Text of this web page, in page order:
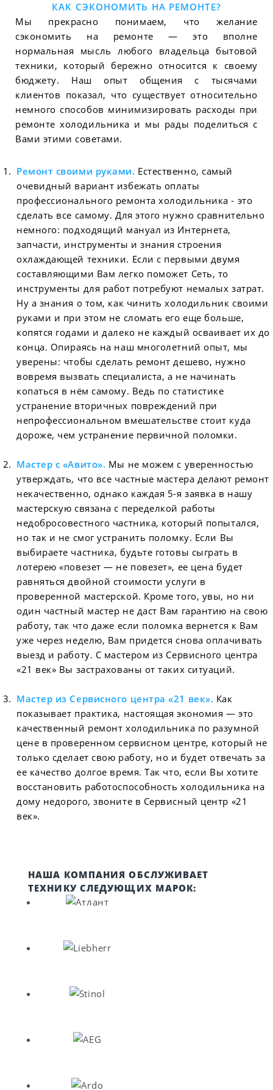
КАК СЭКОНОМИТЬ НА РЕМОНТЕ?
Мы прекрасно понимаем, что желание
сэкономить на ремонте — это вполне
нормальная мысль любого владельца бытовой
техники, который бережно относится к своему
бюджету. Наш опыт общения с тысячами
клиентов показал, что существует относительно
немного способов минимизировать расходы при
ремонте холодильника и мы рады поделиться с
Вами этими советами.
Ремонт своими руками. Естественно, самый
очевидный вариант избежать оплаты
профессионального ремонта холодильника - это
сделать все самому. Для этого нужно сравнительно
немного: подходящий мануал из Интернета,
запчасти, инструменты и знания строения
охлаждающей техники. Если с первыми двумя
составляющими Вам легко поможет Сеть, то
инструменты для работ потребуют немалых затрат.
Ну а знания о том, как чинить холодильник своими
руками и при этом не сломать его еще больше,
копятся годами и далеко не каждый осваивает их до
конца. Опираясь на наш многолетний опыт, мы
уверены: чтобы сделать ремонт дешево, нужно
вовремя вызвать специалиста, а не начинать
копаться в нём самому. Ведь по статистике
устранение вторичных повреждений при
непрофессиональном вмешательстве стоит куда
дороже, чем устранение первичной поломки.
Мастер с «Авито». Мы не можем с уверенностью
утверждать, что все частные мастера делают ремонт
некачественно, однако каждая 5-я заявка в нашу
мастерскую связана с переделкой работы
недобросовестного частника, который попытался,
но так и не смог устранить поломку. Если Вы
выбираете частника, будьте готовы сыграть в
лотерею «повезет — не повезет», ее цена будет
равняться двойной стоимости услуги в
проверенной мастерской. Кроме того, увы, но ни
один частный мастер не даст Вам гарантию на свою
работу, так что даже если поломка вернется к Вам
уже через неделю, Вам придется снова оплачивать
выезд и работу. С мастером из Сервисного центра
«21 век» Вы застрахованы от таких ситуаций.
Мастер из Сервисного центра «21 век». Как
показывает практика, настоящая экономия — это
качественный ремонт холодильника по разумной
цене в проверенном сервисном центре, который не
только сделает свою работу, но и будет отвечать за
ее качество долгое время. Так что, если Вы хотите
восстановить работоспособность холодильника на
дому недорого, звоните в Сервисный центр «21
век».
НАША КОМПАНИЯ ОБСЛУЖИВАЕТ
ТЕХНИКУ СЛЕДУЮЩИХ МАРОК: